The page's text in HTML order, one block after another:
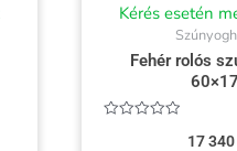
Kérés esetén
Fehér rolós
17 340